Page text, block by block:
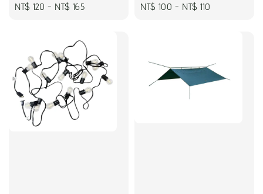
Regular
NT$ 120 - NT$ 165
Regular
NT$ 100 - NT$ 110